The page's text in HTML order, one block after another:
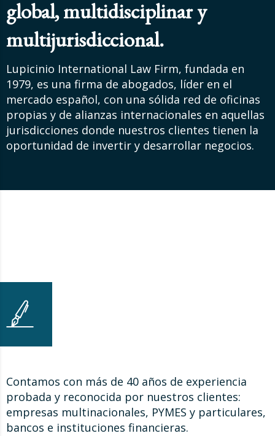
global, multidisciplinar y
multijurisdiccional.
Lupicinio International Law Firm, fundada en
1979, es una firma de abogados, líder en el
mercado español, con una sólida red de oficinas
propias y de alianzas internacionales en aquellas
jurisdicciones donde nuestros clientes tienen la
oportunidad de invertir y desarrollar negocios.
Contamos con más de 40 años de experiencia
probada y reconocida por nuestros clientes:
empresas multinacionales, PYMES y particulares,
bancos e instituciones financieras.